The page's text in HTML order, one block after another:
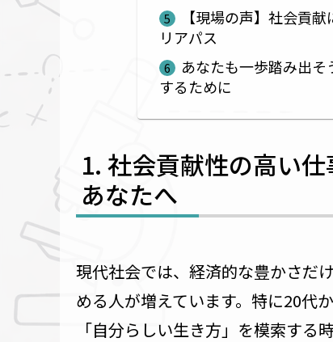
【現場の声】社会貢
リアパス
あなたも一歩踏み出
するために
社会貢献性の高い
あなたへ
現代社会では、経済的な豊かさだ
める人が増えています。特に20代
「自分らしい生き方」を模索する